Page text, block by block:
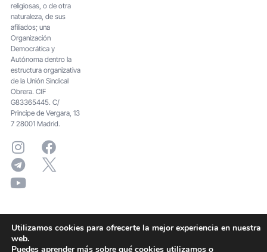
religiosas, o de otra
naturaleza, de sus
afiliados; una
Organización
Democrática y
Autónoma dentro la
estructura organizativa
de la Unión Sindical
Obrera. CIF
G83365445. C/
Principe de Vergara, 13
7 28001 Madrid.
Utilizamos cookies para ofrecerte la mejor experiencia en nuestra
web.
Puedes aprender más sobre qué cookies utilizamos o